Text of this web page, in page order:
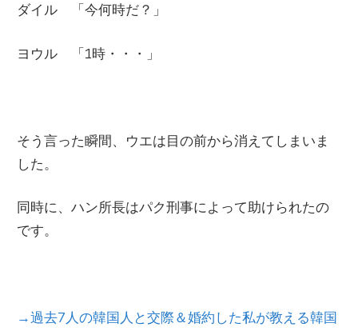
ダイル 「今何時だ？」
ヨウル 「1時・・・」
そう言った瞬間、ウエは目の前から消えてしまいま
した。
同時に、ハン所長はパク刑事によって助けられたの
です。
→過去7人の韓国人と交際＆婚約した私が教える韓国